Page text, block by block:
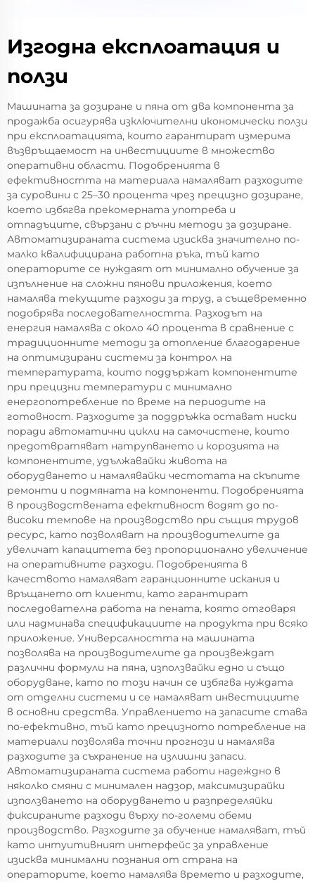
Изгодна експлоатация и
ползи
Машината за дозиране и пяна от два компонента за
продажба осигурява изключителни икономически ползи
при експлоатацията, които гарантират измерима
възвръщаемост на инвестициите в множество
оперативни области. Подобренията в
ефективността на материала намаляват разходите
за суровини с 25–30 процента чрез прецизно дозиране,
което избягва прекомерната употреба и
отпадъците, свързани с ръчни методи за дозиране.
Автоматизираната система изисква значително по-
малко квалифицирана работна ръка, тъй като
операторите се нуждаят от минимално обучение за
изпълнение на сложни пянови приложения, което
намалява текущите разходи за труд, а същевременно
подобрява последователността. Разходът на
енергия намалява с около 40 процента в сравнение с
традиционните методи за отопление благодарение
на оптимизирани системи за контрол на
температурата, които поддържат компонентите
при прецизни температури с минимално
енергопотребление по време на периодите на
готовност. Разходите за поддръжка остават ниски
поради автоматични цикли на самочистене, които
предотвратяват натрупването и корозията на
компонентите, удължавайки живота на
оборудването и намалявайки честотата на скъпите
ремонти и подмяната на компоненти. Подобренията
в производствената ефективност водят до по-
високи темпове на производство при същия трудов
ресурс, като позволяват на производителите да
увеличат капацитета без пропорционално увеличение
на оперативните разходи. Подобренията в
качеството намаляват гаранционните искания и
връщането от клиенти, като гарантират
последователна работа на пената, която отговаря
или надминава спецификациите на продукта при всяко
приложение. Универсалността на машината
позволява на производителите да произвеждат
различни формули на пяна, използвайки едно и също
оборудване, като по този начин се избягва нуждата
от отделни системи и се намаляват инвестициите
в основни средства. Управлението на запасите става
по-ефективно, тъй като прецизното потребление на
материали позволява точни прогнози и намалява
разходите за съхранение на излишни запаси.
Автоматизираната система работи надеждно в
няколко смяни с минимален надзор, максимизирайки
използването на оборудването и разпределяйки
фиксираните разходи върху по-големи обеми
производство. Разходите за обучение намаляват, тъй
като интуитивният интерфейс за управление
изисква минимални познания от страна на
операторите, което намалява времето и разходите,